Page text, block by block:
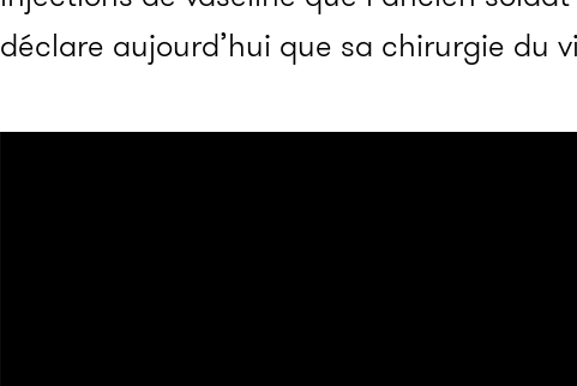
déclare aujourd’hui que sa chirurgie du